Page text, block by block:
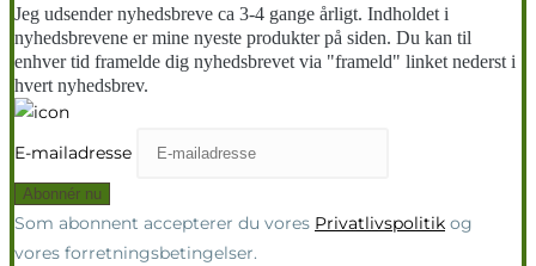
Jeg udsender nyhedsbreve ca 3-4 gange årligt. Indholdet i
nyhedsbrevene er mine nyeste produkter på siden. Du kan til
enhver tid framelde dig nyhedsbrevet via "frameld" linket nederst i
hvert nyhedsbrev.
E-mailadresse
Som abonnent accepterer du vores Privatlivspolitik og
vores forretningsbetingelser.